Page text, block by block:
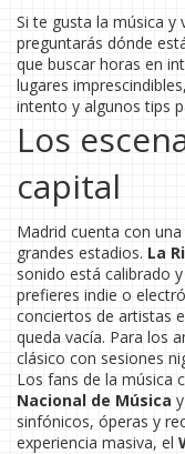
Si te gusta la música y
preguntarás dónde
que buscar horas en
lugares
intento y algunos tips
Los
capital
Madrid cuenta con
grandes estadios. La
sonido está calibrado
prefieres indie o
conciertos de artistas
queda vacía. Para los
clásico con sesiones
Los fans de la música
Nacional de Música
sinfónicos, óperas y
experiencia masiva, el